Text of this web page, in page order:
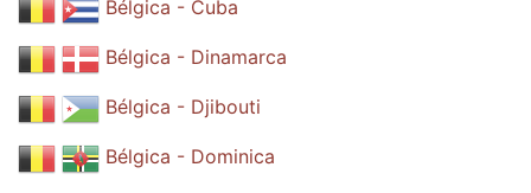
Bélgica - Cuba
Bélgica - Dinamarca
Bélgica - Djibouti
Bélgica - Dominica